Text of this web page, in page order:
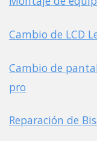
Cambio de LCD
Cambio de
pro
Reparación de